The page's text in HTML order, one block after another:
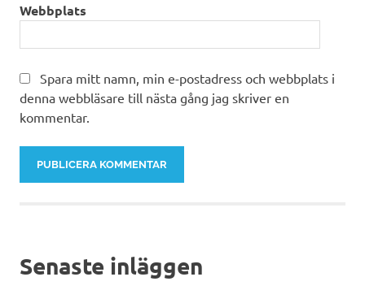
Webbplats
Spara mitt namn, min e-postadress och webbplats i
denna webbläsare till nästa gång jag skriver en
kommentar.
Senaste inläggen